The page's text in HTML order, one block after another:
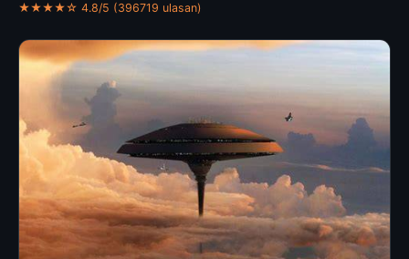
★★★★☆ 4.8/5 (396719 ulasan)